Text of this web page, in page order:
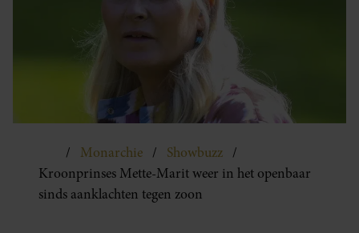
Monarchie
Showbuzz
Kroonprinses Mette-Marit weer in het openbaar
sinds aanklachten tegen zoon